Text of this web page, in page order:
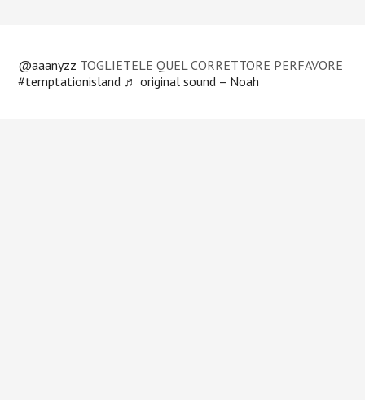
@aaanyzz TOGLIETELE QUEL CORRETTORE PERFAVORE
#temptationisland ♬ original sound – Noah